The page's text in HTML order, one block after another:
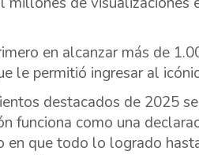
en alcanzar más de
le permitió ingresar al
destacados de 2025
funciona como una
en que todo lo logrado